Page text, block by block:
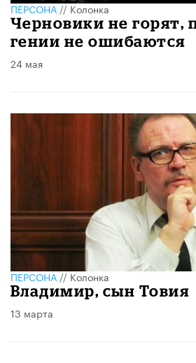
ПЕРСОНА//Колонка
Черновики не горят,
гении не ошибаются
24 мая
ПЕРСОНА//Колонка
Владимир, сын Товия
13 марта